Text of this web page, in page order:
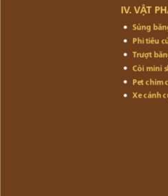
IV. VẬT
Súng
Phi tiêu
Trượt
Còi mini
Pet chim
Xe cánh